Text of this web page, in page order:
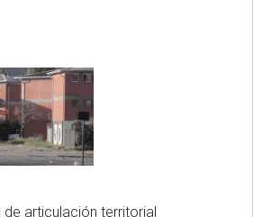
de articulación territorial